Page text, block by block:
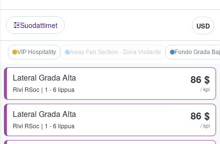
Suodattimet USD
VIP Hospitality Away Fan Section - Zona Visitante Fondo Grada
Lateral Grada Alta
Rivi RSoc 1 - 6 lippua
86 $
/ kpl
Lateral Grada Alta
Rivi RSoc 1 - 6 lippua
86 $
/ kpl